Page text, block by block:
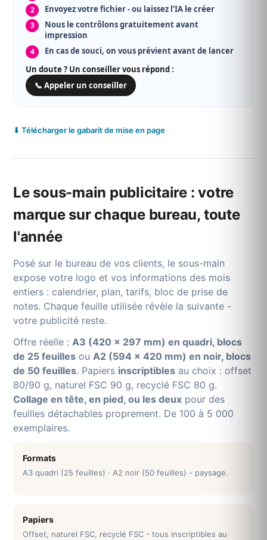
Envoyez votre fichier - ou laissez l’IA le créer
Nous le contrôlons gratuitement avant
impression
En cas de souci, on vous prévient avant de lancer
Un doute ? Un conseiller vous répond :
📞 Appeler un conseiller
⬇ Télécharger le gabarit de mise en page
Le sous-main publicitaire : votre
marque sur chaque bureau, toute
l'année
Posé sur le bureau de vos clients, le sous-main
expose votre logo et vos informations des mois
entiers : calendrier, plan, tarifs, bloc de prise de
notes. Chaque feuille utilisée révèle la suivante -
votre publicité reste.
Offre réelle : A3 (420 × 297 mm) en quadri, blocs
de 25 feuilles ou A2 (594 × 420 mm) en noir, blocs
de 50 feuilles. Papiers inscriptibles au choix : offset
80/90 g, naturel FSC 90 g, recyclé FSC 80 g.
Collage en tête, en pied, ou les deux pour des
feuilles détachables proprement. De 100 à 5 000
exemplaires.
Formats
A3 quadri (25 feuilles) · A2 noir (50 feuilles) - paysage.
Papiers
Offset, naturel FSC, recyclé FSC - tous inscriptibles au